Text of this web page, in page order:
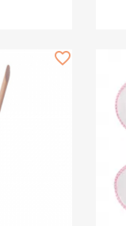
favorite_border